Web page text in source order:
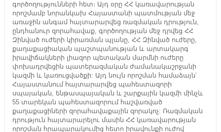
գործողությունների հետ։ Այդ օրը ՀՀ կառավարության
որոշմամբ նորանկախ Հայաստանի պատմության մեջ
առաջին անգամ հայտարարվեց ռազմական դրություն,
ընդհանուր զորահավաք, գործողության մեջ դրվեց ՀՀ
Զինված ուժերի կիրառման պլանը, ՀՀ Զինված ուժերը,
քաղաքացիական պաշտպանության և արտակարգ
իրավիճակների լիազոր պետական մարմնի ուժերը
փոխադրվեցին պատերազմական ժամանակաշրջանի
կազմի և կառուցվածքի: Այդ նույն որոշման համաձայն՝
Հայաստանում հայտարարվեց պահեստազորի
սպայական, ենթասպայական և շարքային կազմի մինչև
55 տարեկան պահեստազորում հաշվառված
քաղաքացիների զորահավաքային զորակոչ: Ռազմական
դրություն հայտարարելու մասին ՀՀ կառավարության
որոշման հրապարակումից հետո իրավունքի ուժով